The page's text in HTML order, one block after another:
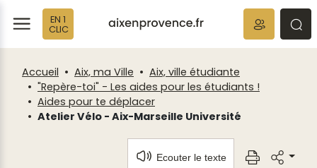
EN 1
CLIC
Accueil Aix, ma Ville
Aix, ville étudiante
"Repère-toi" - Les aides pour les étudiants !
Aides pour te déplacer
Atelier Vélo - Aix-Marseille Université
Ecouter le texte
Fenêtre
de
chat
Panneau de gestion des cookies